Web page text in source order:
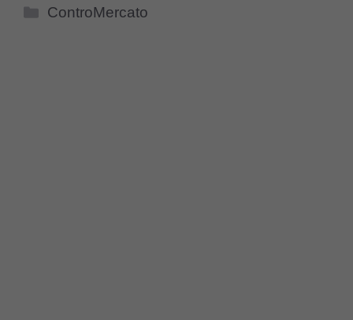
Categorie
ControMercato